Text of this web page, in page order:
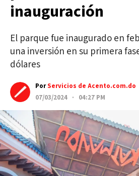
inauguración
El parque fue inaugurado en
una inversión en su primera
dólares
PorServicios de Acento.com.do
07/03/2024 · 04:27 PM